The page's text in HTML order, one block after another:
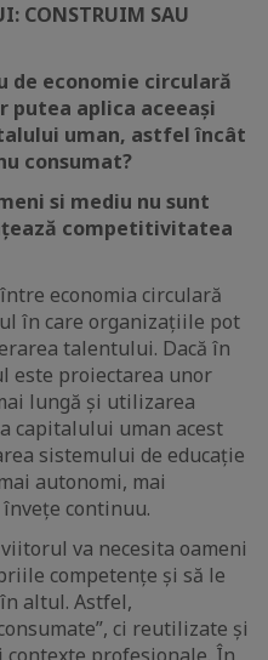
CONSTRUIM SAU
de economie circulară
putea aplica aceeași
uman, astfel încât
consumat?
si mediu nu sunt
competitivitatea
economia circulară
în care organizațiile pot
talentului. Dacă în
este proiectarea unor
lungă și utilizarea
capitalului uman acest
sistemului de educație
autonomi, mai
continuu.
va necesita oameni
competențe și să le
altul. Astfel,
ci reutilizate și